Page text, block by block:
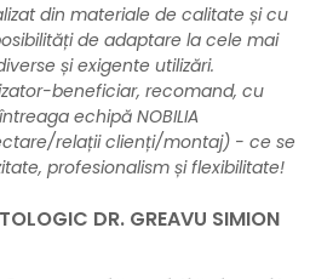
din materiale de calitate și cu
de adaptare la cele mai
și exigente utilizări.
beneficiar, recomand, cu
echipă NOBILIA
relații clienți/montaj) - ce se
profesionalism și flexibilitate!
DR. GREAVU SIMION